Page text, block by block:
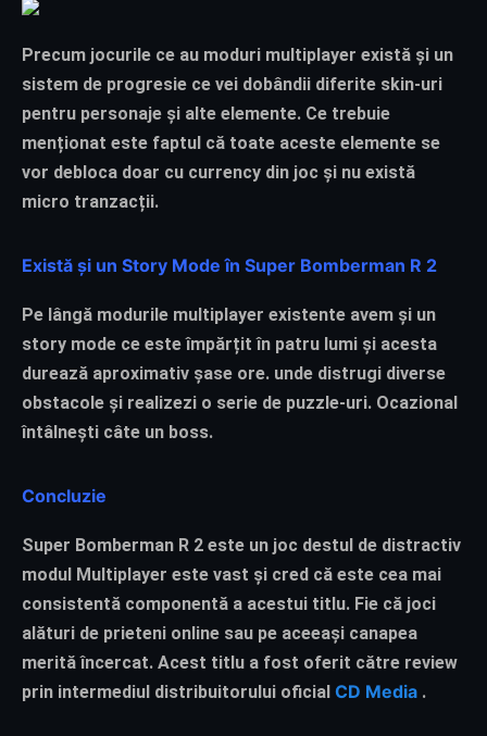
Precum jocurile ce au moduri multiplayer există și un
sistem de progresie ce vei dobândii diferite skin-uri
pentru personaje și alte elemente. Ce trebuie
menționat este faptul că toate aceste elemente se
vor debloca doar cu currency din joc și nu există
micro tranzacții.
Există și un Story Mode în Super Bomberman R 2
Pe lângă modurile multiplayer existente avem și un
story mode ce este împărțit în patru lumi și acesta
durează aproximativ șase ore. unde distrugi diverse
obstacole și realizezi o serie de puzzle-uri. Ocazional
întâlnești câte un boss.
Concluzie
Super Bomberman R 2 este un joc destul de distractiv
modul Multiplayer este vast și cred că este cea mai
consistentă componentă a acestui titlu. Fie că joci
alături de prieteni online sau pe aceeași canapea
merită încercat. Acest titlu a fost oferit către review
prin intermediul distribuitorului oficial CD Media .